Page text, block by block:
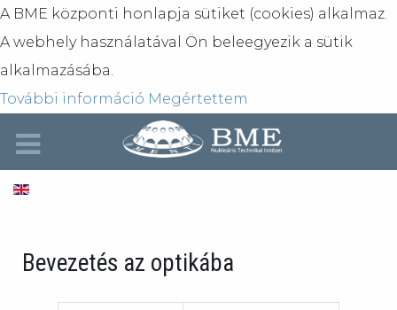
A BME központi honlapja sütiket (cookies) alkalmaz.
A webhely használatával Ön beleegyezik a sütik
alkalmazásába.
További információ Megértettem
Bevezetés az optikába